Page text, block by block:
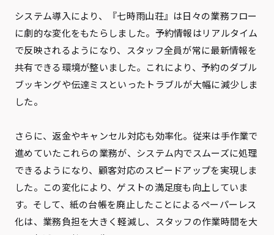
システム導入により、『七時雨山荘』は日々の業務フロー
に劇的な変化をもたらしました。予約情報はリアルタイム
で反映されるようになり、スタッフ全員が常に最新情報を
共有できる環境が整いました。これにより、予約のダブル
ブッキングや伝達ミスといったトラブルが大幅に減少しま
した。
さらに、返金やキャンセル対応も効率化。従来は手作業で
進めていたこれらの業務が、システム内でスムーズに処理
できるようになり、顧客対応のスピードアップを実現しま
した。この変化により、ゲストの満足度も向上していま
す。そして、紙の台帳を廃止したことによるペーパーレス
化は、業務負担を大きく軽減し、スタッフの作業時間を大